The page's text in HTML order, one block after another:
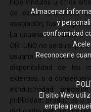
hipervínculos u otros
de estas conexiones
asociación, fusión o
La usuaria o el usuario
ORTUÑO no será
usuaria o el usuario
disponibilidad de los
externos, o a
exhaustividad,
publicidad, productos u
Almacenar
y
conformidad
Reconocerle
El sitio Web
emplea